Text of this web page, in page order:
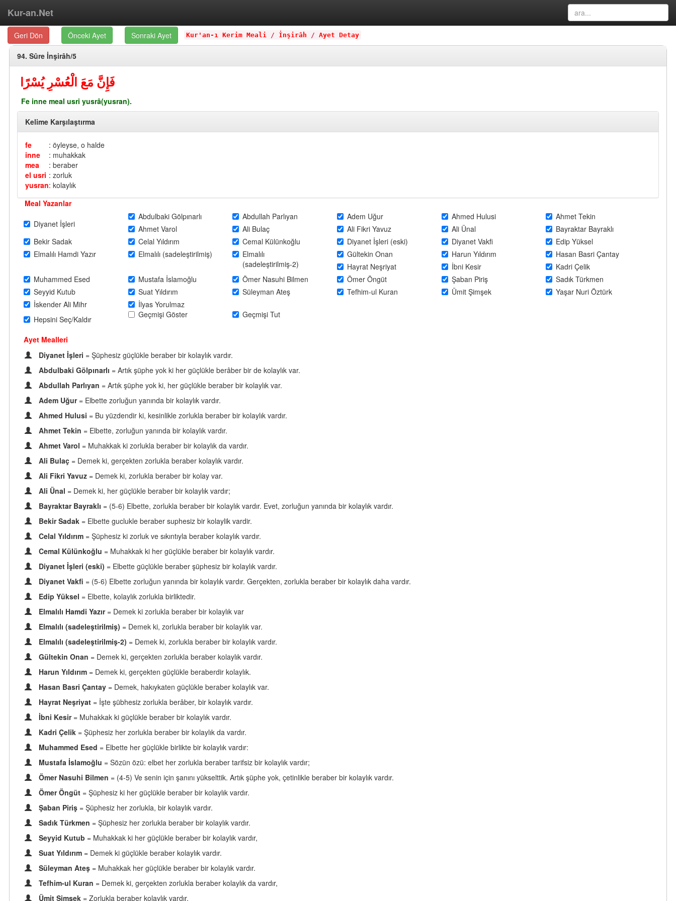
Kur-an.Net
Geri Dön Önceki Ayet Sonraki Ayet Kur'an-ı Kerim Meali / İnşirâh / Ayet Detay
94. Sûre İnşirâh/5
فَإِنَّ مَعَ الْعُسْرِ يُسْرًا
Fe inne meal usri yusrâ(yusran).
Kelime Karşılaştırma
fe
: öyleyse, o halde
inne
: muhakkak
mea
: beraber
el usri : zorluk
yusran: kolaylık
Meal Yazanlar
Diyanet İşleri
Abdulbaki Gölpınarlı Abdullah Parlıyan Adem Uğur Ahmed Hulusi
Ahmet Tekin
Ahmet Varol
Ali Bulaç Ali Fikri Yavuz Ali Ünal
Bayraktar Bayraklı
Bekir Sadak
Celal Yıldırım Cemal Külünkoğlu Diyanet İşleri (eski) Diyanet Vakfi
Edip Yüksel
Elmalılı Hamdi Yazır
Elmalılı (sadeleştirilmiş)
Elmalılı
(sadeleştirilmiş-2)
Gültekin Onan Harun Yıldırım
Hasan Basri Çantay
Hayrat Neşriyat
İbni Kesir
Kadri Çelik
Muhammed Esed
Mustafa İslamoğlu Ömer Nasuhi Bilmen Ömer Öngüt Şaban Piriş
Sadık Türkmen
Seyyid Kutub
Suat Yıldırım Süleyman Ateş Tefhim-ul Kuran Ümit Şimşek
Yaşar Nuri Öztürk
İskender Ali Mihr
İlyas Yorulmaz
Hepsini Seç/Kaldır
Geçmişi Göster Geçmişi Tut
Ayet Mealleri
Diyanet İşleri = Şüphesiz güçlükle beraber bir kolaylık vardır.
Abdulbaki Gölpınarlı = Artık şüphe yok ki her güçlükle berâber bir de kolaylık var.
Abdullah Parlıyan = Artık şüphe yok ki, her güçlükle beraber bir kolaylık var.
Adem Uğur = Elbette zorluğun yanında bir kolaylık vardır.
Ahmed Hulusi = Bu yüzdendir ki, kesinlikle zorlukla beraber bir kolaylık vardır.
Ahmet Tekin = Elbette, zorluğun yanında bir kolaylık vardır.
Ahmet Varol = Muhakkak ki zorlukla beraber bir kolaylık da vardır.
Ali Bulaç = Demek ki, gerçekten zorlukla beraber kolaylık vardır.
Ali Fikri Yavuz = Demek ki, zorlukla beraber bir kolay var.
Ali Ünal = Demek ki, her güçlükle beraber bir kolaylık vardır;
Bayraktar Bayraklı = (5-6) Elbette, zorlukla beraber bir kolaylık vardır. Evet, zorluğun yanında bir kolaylık vardır.
Bekir Sadak = Elbette guclukle beraber suphesiz bir kolaylik vardir.
Celal Yıldırım = Şüphesiz ki zorluk ve sıkıntıyla beraber kolaylık vardır.
Cemal Külünkoğlu = Muhakkak ki her güçlükle beraber bir kolaylık vardır.
Diyanet İşleri (eski) = Elbette güçlükle beraber şüphesiz bir kolaylık vardır.
Diyanet Vakfi = (5-6) Elbette zorluğun yanında bir kolaylık vardır. Gerçekten, zorlukla beraber bir kolaylık daha vardır.
Edip Yüksel = Elbette, kolaylık zorlukla birliktedir.
Elmalılı Hamdi Yazır = Demek ki zorlukla beraber bir kolaylık var
Elmalılı (sadeleştirilmiş) = Demek ki, zorlukla beraber bir kolaylık var.
Elmalılı (sadeleştirilmiş-2) = Demek ki, zorlukla beraber bir kolaylık vardır.
Gültekin Onan = Demek ki, gerçekten zorlukla beraber kolaylık vardır.
Harun Yıldırım = Demek ki, gerçekten güçlükle beraberdir kolaylık.
Hasan Basri Çantay = Demek, hakıykaten güçlükle beraber kolaylık var.
Hayrat Neşriyat = İşte şübhesiz zorlukla berâber, bir kolaylık vardır.
İbni Kesir = Muhakkak ki güçlükle beraber bir kolaylık vardır.
Kadri Çelik = Şüphesiz her zorlukla beraber bir kolaylık da vardır.
Muhammed Esed = Elbette her güçlükle birlikte bir kolaylık vardır:
Mustafa İslamoğlu = Sözün özü: elbet her zorlukla beraber tarifsiz bir kolaylık vardır;
Ömer Nasuhi Bilmen = (4-5) Ve senin için şanını yükselttik. Artık şüphe yok, çetinlikle beraber bir kolaylık vardır.
Ömer Öngüt = Şüphesiz ki her güçlükle beraber bir kolaylık vardır.
Şaban Piriş = Şüphesiz her zorlukla, bir kolaylık vardır.
Sadık Türkmen = Şüphesiz her zorlukla beraber bir kolaylık vardır.
Seyyid Kutub = Muhakkak ki her güçlükle beraber bir kolaylık vardır,
Suat Yıldırım = Demek ki güçlükle beraber kolaylık vardır.
Süleyman Ateş = Muhakkak her güçlükle beraber bir kolaylık vardır.
Tefhim-ul Kuran = Demek ki, gerçekten zorlukla beraber kolaylık da vardır,
Ümit Şimşek = Zorlukla beraber kolaylık vardır.